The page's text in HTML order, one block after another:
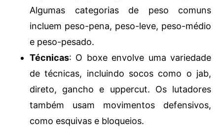
Algumas categorias de peso comuns
incluem peso-pena, peso-leve, peso-médio
e peso-pesado.
Técnicas: O boxe envolve uma variedade
de técnicas, incluindo socos como o jab,
direto, gancho e uppercut. Os lutadores
também usam movimentos defensivos,
como esquivas e bloqueios.